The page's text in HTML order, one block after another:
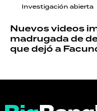
Investigación abierta
Nuevos videos
madrugada de
que dejó a